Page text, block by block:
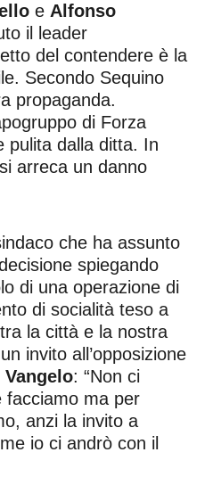
e Alfonso
il leader
del contendere è la
Secondo Sequino
propaganda.
di Forza
pulita dalla ditta. In
arreca un danno
che ha assunto
spiegando
di una operazione di
di socialità teso a
la città e la nostra
invito all’opposizione
Vangelo: “Non ci
facciamo ma per
anzi la invito a
io ci andrò con il